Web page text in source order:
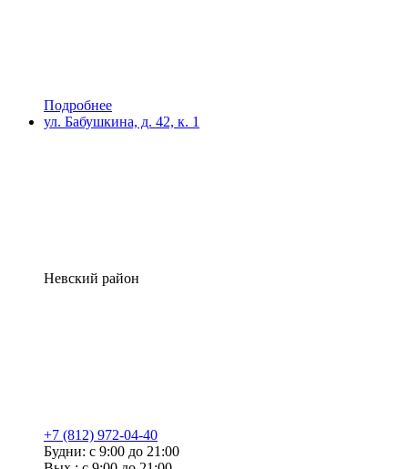
Подробнее
ул. Бабушкина, д. 42, к. 1
Невский район
+7 (812) 972-04-40
Будни: с 9:00 до 21:00